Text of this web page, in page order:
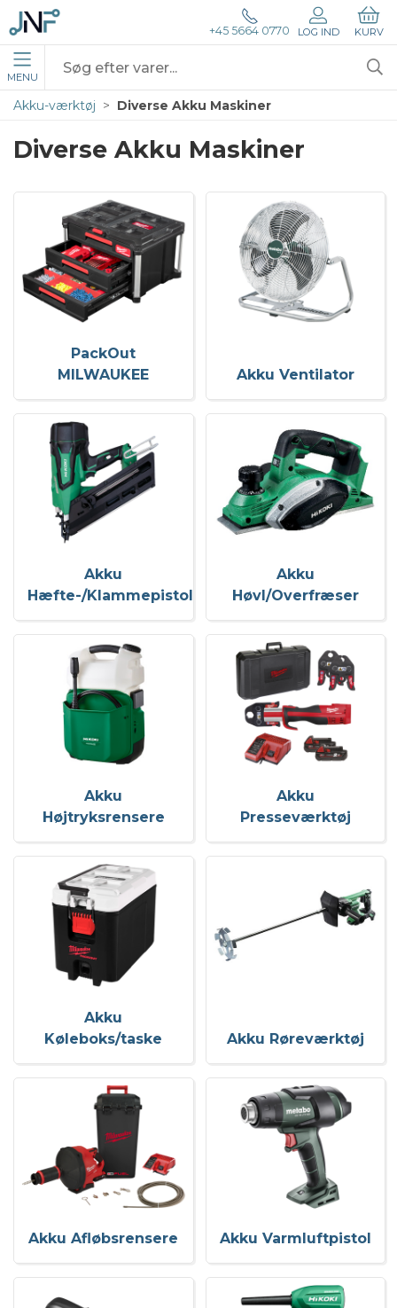
+45 5664 0770 LOG IND KURV
MENU
Akku-værktøj Diverse Akku Maskiner
Diverse Akku Maskiner
PackOut
MILWAUKEE
Akku Ventilator
Akku
Hæfte-/Klammepistol
Akku
Høvl/Overfræser
Akku
Højtryksrensere
Akku
Presseværktøj
Akku
Køleboks/taske
Akku Røreværktøj
Akku Afløbsrensere Akku Varmluftpistol